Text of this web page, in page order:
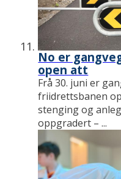
No er
open att
Frå 30. juni er
friidrettsbanen
stenging og
oppgradert – ...